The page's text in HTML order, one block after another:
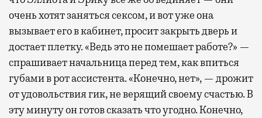
очень хотят заняться сексом, и вот уже она
вызывает его в кабинет, просит закрыть дверь и
достает плетку. «Ведь это не помешает работе?» —
спрашивает начальница перед тем, как впиться
губами в рот ассистента. «Конечно, нет», — дрожит
от удовольствия гик, не верящий своему счастью. В
эту минуту он готов сказать что угодно. Конечно,